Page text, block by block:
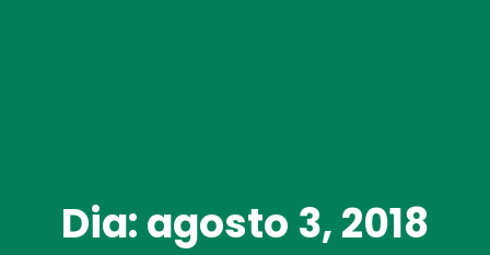
Dia: agosto 3, 2018